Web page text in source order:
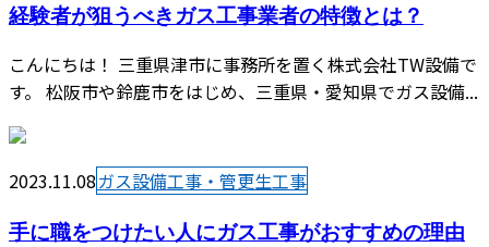
経験者が狙うべきガス工事業者の特徴とは？
こんにちは！ 三重県津市に事務所を置く株式会社TW設備で
す。 松阪市や鈴鹿市をはじめ、三重県・愛知県でガス設備...
2023.11.08ガス設備工事・管更生工事
手に職をつけたい人にガス工事がおすすめの理由